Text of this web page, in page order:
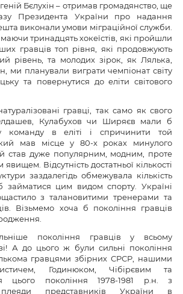
Бєлухін – отримав громадянство, ще
Президента України про надання
виконали умови міграційної служби.
тринадцять хокеїстів, які пройшли
гравців топ рівня, які продовжують
рівень, та молодих зірок, як Лялька,
ми планували виграти чемпіонат світу
та повернутися до еліти світового
гравці, так само як свого
Кулабухов чи Ширяєв мали б
команду в еліті і спричинити той
мав місце у 80-х роках минулого
став дуже популярним, модним, проте
Відсутність достатньої кількості
заздалегідь обмежувала кількість
займатися цим видом спорту. Україні
з талановитими тренерами та
Візьмемо хоча б покоління гравців
покоління гравців у всьому
А до цього ж були сильні покоління
гравцями збірних СРСР, нашими
Годинюком, Чібірєвим та
цього покоління 1978-1981 р.н. з
представників України в